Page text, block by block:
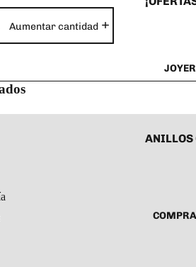
DIJES Y
SET DE
ANILLOS
Aumentar cantidad